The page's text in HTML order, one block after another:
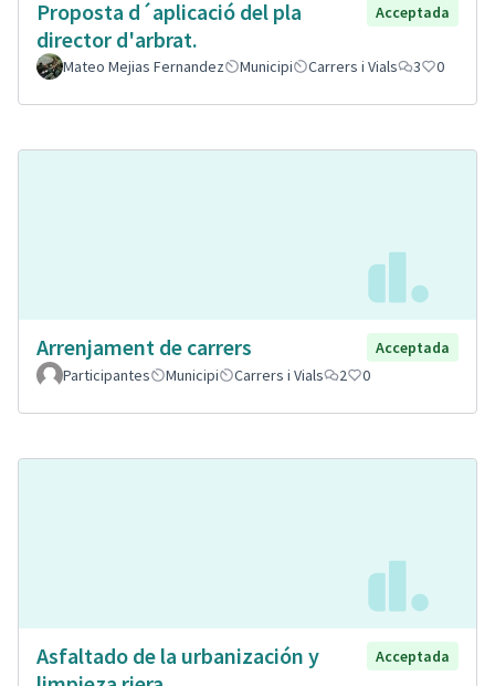
Proposta d´aplicació del pla
director d'arbrat.
Acceptada
Mateo Mejias Fernandez Municipi Carrers i Vials 3 0
Arrenjament de carrers
Acceptada
Participantes
Municipi Carrers i Vials 2 0
Asfaltado de la urbanización y
Acceptada